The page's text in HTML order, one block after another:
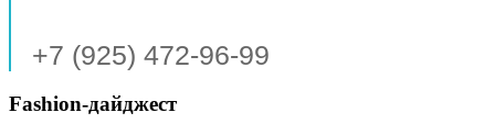
+7 (925) 472-96-99
Fashion-дайджест